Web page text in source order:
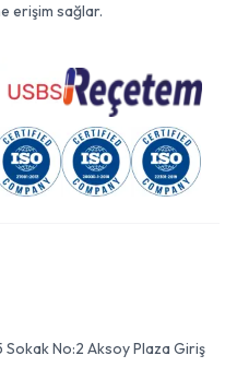
erişim sağlar.
Sokak No:2 Aksoy Plaza Giriş